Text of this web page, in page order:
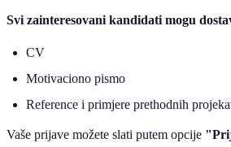
Svi zainteresovani kandidati mogu
CV
Motivaciono pismo
Reference i primjere prethodnih
Vaše prijave možete slati putem opcije